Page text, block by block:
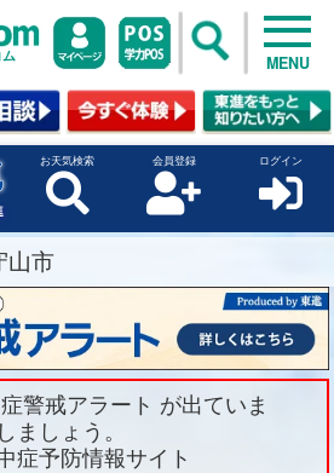
MENU
お天気検索 会員登録 ログイン
山市
警戒アラート が出ていま
ましょう。
症予防情報サイト